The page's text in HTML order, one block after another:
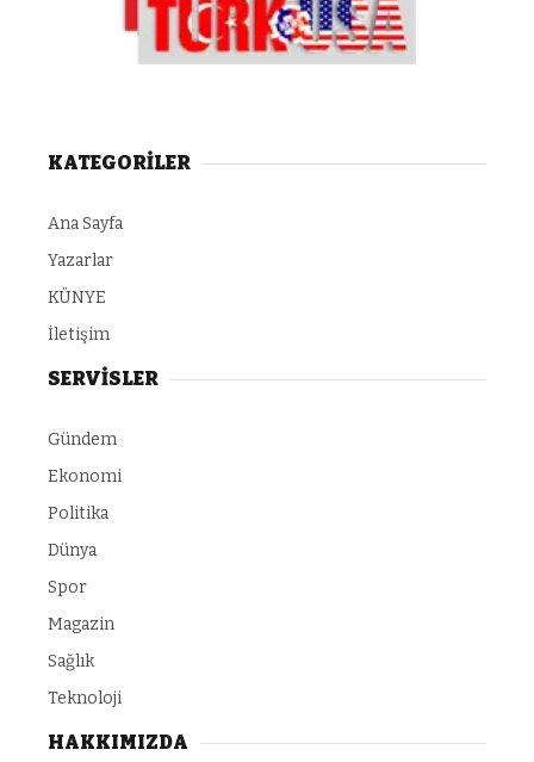
KATEGORİLER
Ana Sayfa
Yazarlar
KÜNYE
İletişim
SERVİSLER
Gündem
Ekonomi
Politika
Dünya
Spor
Magazin
Sağlık
Teknoloji
HAKKIMIZDA